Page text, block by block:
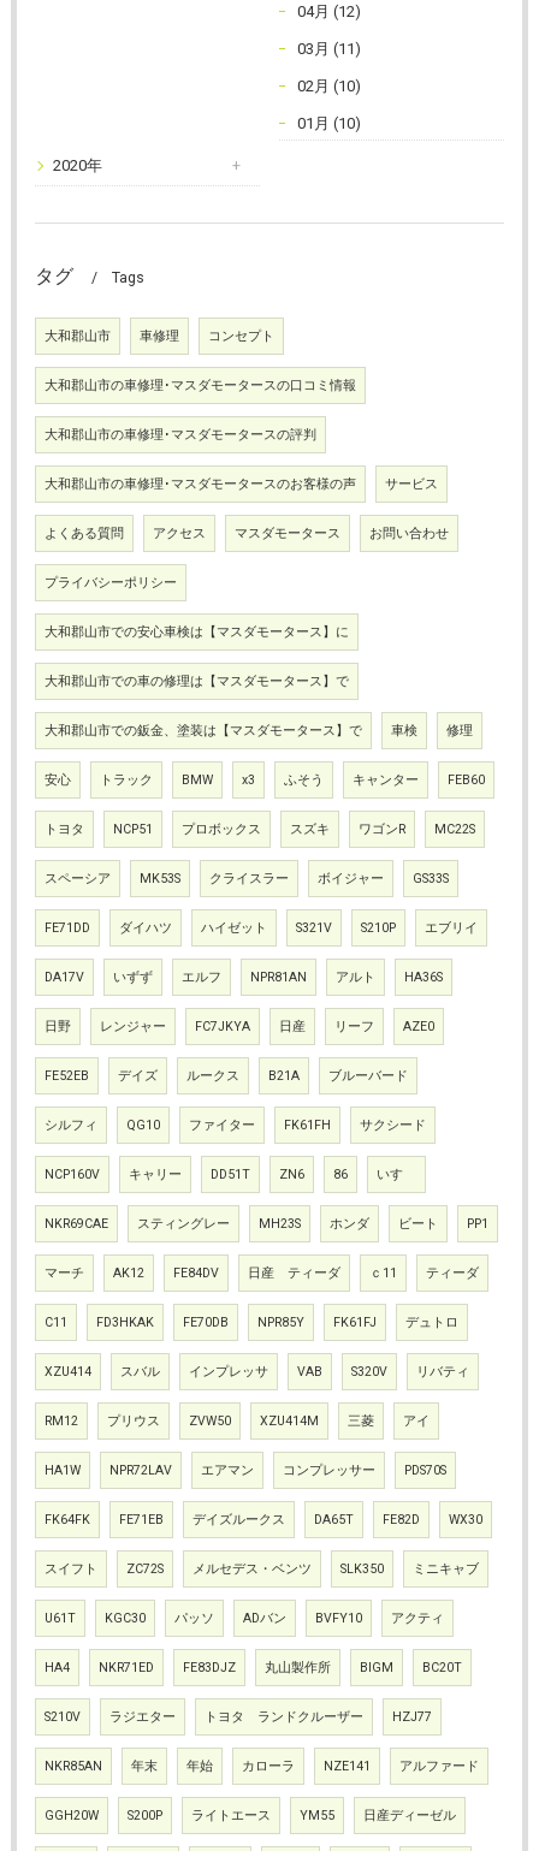
04月 (12)
03月 (11)
02月 (10)
01月 (10)
2020年
タグ Tags
大和郡山市 車修理 コンセプト
大和郡山市の車修理･マスダモータースの口コミ情報
大和郡山市の車修理･マスダモータースの評判
大和郡山市の車修理･マスダモータースのお客様の声 サービス
よくある質問 アクセス マスダモータース お問い合わせ
プライバシーポリシー
大和郡山市での安心車検は【マスダモータース】に
大和郡山市での車の修理は【マスダモータース】で
大和郡山市での鈑金、塗装は【マスダモータース】で 車検 修理
安心 トラック BMW x3 ふそう キャンター FEB60
トヨタ NCP51 プロボックス スズキ ワゴンR MC22S
スペーシア MK53S クライスラー ボイジャー GS33S
FE71DD ダイハツ ハイゼット S321V S210P エブリイ
DA17V いずず エルフ NPR81AN アルト HA36S
日野 レンジャー FC7JKYA 日産 リーフ AZE0
FE52EB デイズ ルークス B21A ブルーバード
シルフィ QG10 ファイター FK61FH サクシード
NCP160V キャリー DD51T ZN6 86 いすゞ
NKR69CAE スティングレー MH23S ホンダ ビート PP1
マーチ AK12 FE84DV 日産 ティーダ ｃ11 ティーダ
C11 FD3HKAK FE70DB NPR85Y FK61FJ デュトロ
XZU414 スバル インプレッサ VAB S320V リバティ
RM12 プリウス ZVW50 XZU414M 三菱 アイ
HA1W NPR72LAV エアマン コンプレッサー PDS70S
FK64FK FE71EB デイズルークス DA65T FE82D WX30
スイフト ZC72S メルセデス・ベンツ SLK350 ミニキャブ
U61T KGC30 パッソ ADバン BVFY10 アクティ
HA4 NKR71ED FE83DJZ 丸山製作所 BIGM BC20T
S210V ラジエター トヨタ ランドクルーザー HZJ77
NKR85AN 年末 年始 カローラ NZE141 アルファード
GGH20W S200P ライトエース YM55 日産ディーゼル